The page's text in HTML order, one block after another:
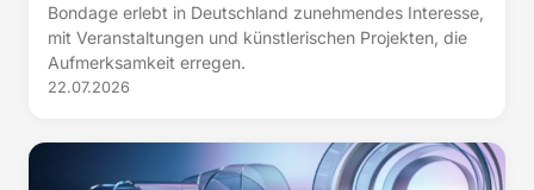
Bondage erlebt in Deutschland zunehmendes Interesse,
mit Veranstaltungen und künstlerischen Projekten, die
Aufmerksamkeit erregen.
22.07.2026